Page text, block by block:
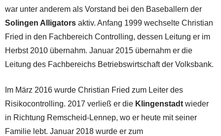
war unter anderem als Vorstand bei den Baseballern der
Solingen Alligators aktiv. Anfang 1999 wechselte Christian
Fried in den Fachbereich Controlling, dessen Leitung er im
Herbst 2010 übernahm. Januar 2015 übernahm er die
Leitung des Fachbereichs Betriebswirtschaft der Volksbank.
Im März 2016 wurde Christian Fried zum Leiter des
Risikocontrolling. 2017 verließ er die Klingenstadt wieder
in Richtung Remscheid-Lennep, wo er heute mit seiner
Familie lebt. Januar 2018 wurde er zum